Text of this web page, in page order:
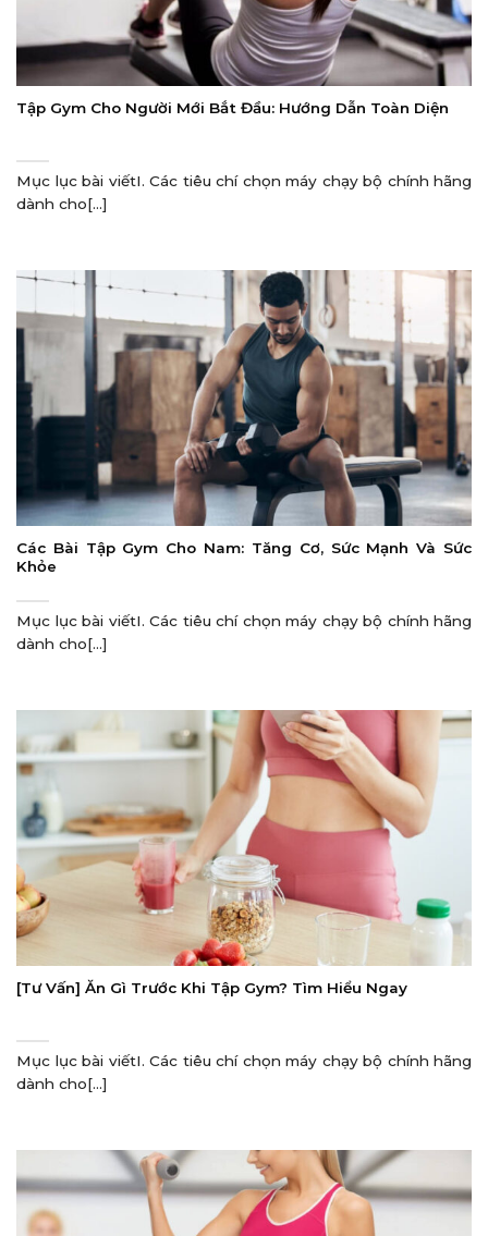
Tập Gym Cho Người Mới Bắt Đầu: Hướng Dẫn Toàn Diện
Mục lục bài viếtI. Các tiêu chí chọn máy chạy bộ chính hãng
dành cho[...]
Các Bài Tập Gym Cho Nam: Tăng Cơ, Sức Mạnh Và Sức
Khỏe
Mục lục bài viếtI. Các tiêu chí chọn máy chạy bộ chính hãng
dành cho[...]
[Tư Vấn] Ăn Gì Trước Khi Tập Gym? Tìm Hiểu Ngay
Mục lục bài viếtI. Các tiêu chí chọn máy chạy bộ chính hãng
dành cho[...]